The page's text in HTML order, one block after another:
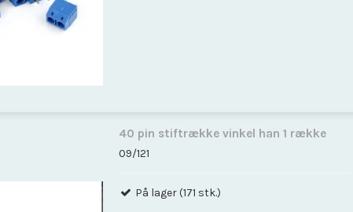
40 pin stiftrække vinkel han 1 række
09/121
På lager (171 stk.)